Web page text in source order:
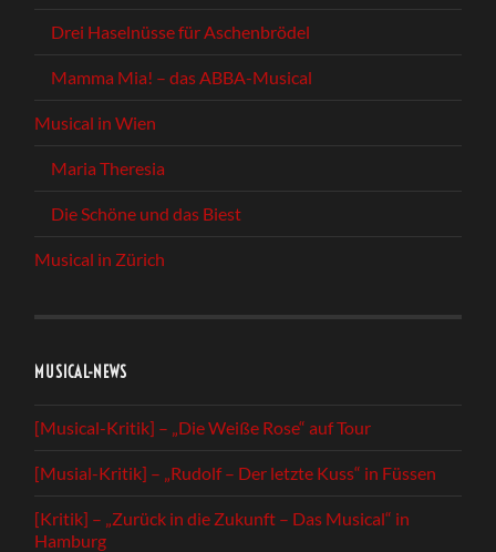
Drei Haselnüsse für Aschenbrödel
Mamma Mia! – das ABBA-Musical
Musical in Wien
Maria Theresia
Die Schöne und das Biest
Musical in Zürich
MUSICAL-NEWS
[Musical-Kritik] – „Die Weiße Rose“ auf Tour
[Musial-Kritik] – „Rudolf – Der letzte Kuss“ in Füssen
[Kritik] – „Zurück in die Zukunft – Das Musical“ in
Hamburg